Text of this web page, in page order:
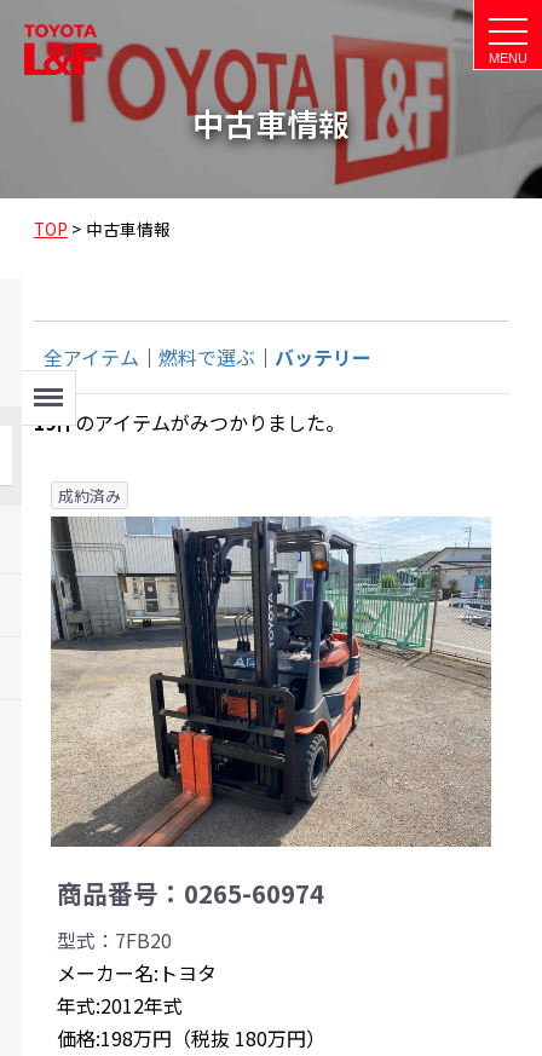
t
o
g
中古車情報
TOP > 中古車情報
Menu
全アイテム 燃料で選ぶ バッテリー
19件のアイテムがみつかりました。
成約済み
商品番号：0265-60974
型式：7FB20
メーカー名:トヨタ
年式:2012年式
価格:198万円（税抜 180万円）